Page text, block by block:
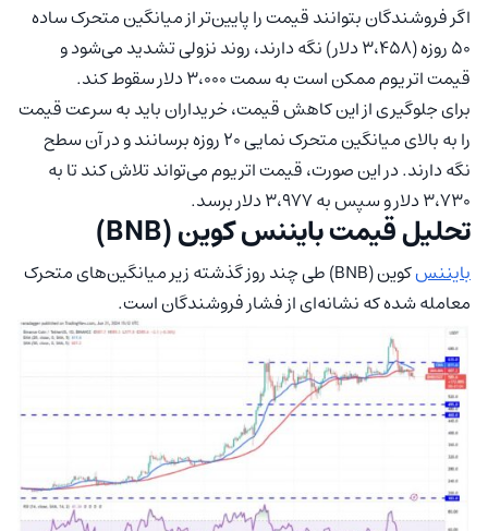
اگر فروشندگان بتوانند قیمت را پایین‌تر از میانگین متحرک ساده
۵۰ روزه (۳،۴۵۸ دلار) نگه دارند، روند نزولی تشدید می‌شود و
قیمت اتریوم ممکن است به سمت ۳،۰۰۰ دلار سقوط کند.
برای جلوگیری از این کاهش قیمت، خریداران باید به سرعت قیمت
را به بالای میانگین متحرک نمایی ۲۰ روزه برسانند و در آن سطح
نگه دارند. در این صورت، قیمت اتریوم می‌تواند تلاش کند تا به
۳،۷۳۰ دلار و سپس به ۳،۹۷۷ دلار برسد.
تحلیل قیمت بایننس کوین (BNB)
بایننس
کوین (BNB) طی چند روز گذشته زیر میانگین‌های متحرک
معامله شده که نشانه‌ای از فشار فروشندگان است.